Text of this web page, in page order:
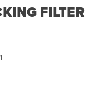
FILTER